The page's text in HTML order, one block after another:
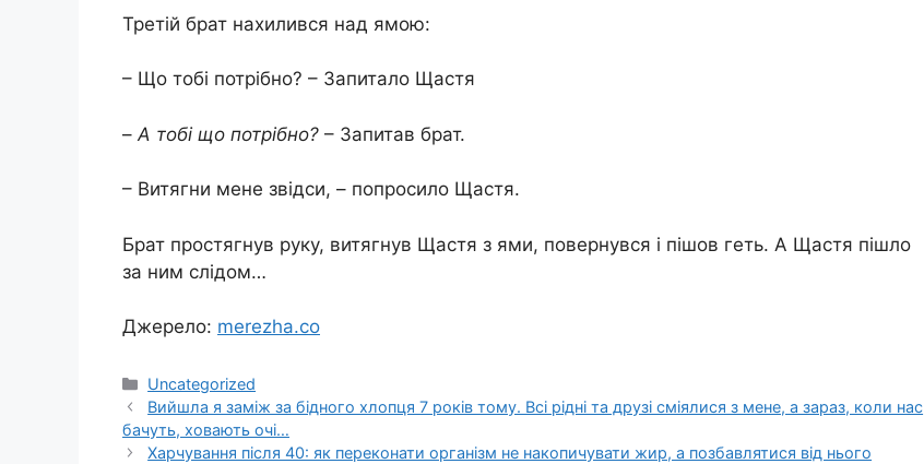
Третій брат нахилився над ямою:
– Що тобі потрібно? – Запитало Щастя
– А тобі що потрібно? – Запитав брат.
– Витягни мене звідси, – попросило Щастя.
Брат простягнув руку, витягнув Щастя з ями, повернувся і пішов геть. А Щастя пішло
за ним слідом…
Джерело: merezha.co
Категорії
Uncategorized
Вийшла я заміж за бідного хлопця 7 років тому. Всі рідні та друзі сміялися з мене, а зараз, коли нас
бачуть, ховaють очі…
Харчування після 40: як переконати організм не накопичувати жир, а позбавлятися від нього